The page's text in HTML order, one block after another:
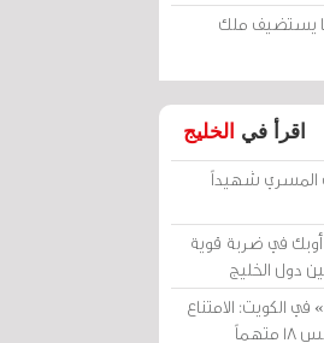
يستضيف ملك
اقرأ في الخليج
المسري شهيداً
في ضربة قوية
دول الخليج
الكويت: الامتناع
عن معاقبة 109 مدونين وتبرئة 9 وحبس 18 متهماً